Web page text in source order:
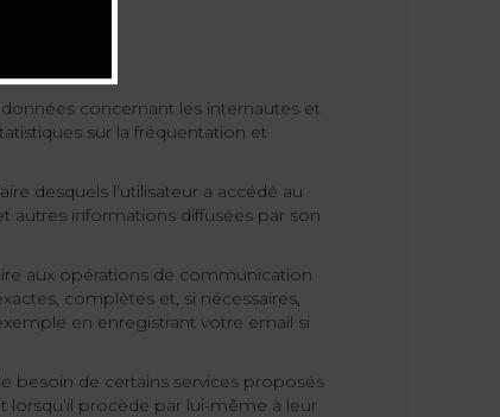
concernant les internautes et
sur la fréquentation et
desquels l’utilisateur a accédé au
autres informations diffusées par son
aux opérations de communication
complètes et, si nécessaires,
en enregistrant votre email si
besoin de certains services proposés
lorsqu’il procède par lui-même à leur